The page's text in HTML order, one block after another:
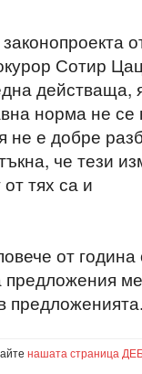
Сотир
действаща,
норма не
не е добре
че тези
тях са и
от
предложения
предложенията.
нашата страница